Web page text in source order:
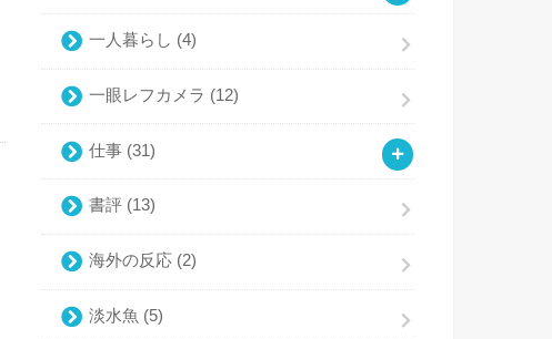
一人暮らし (4)
一眼レフカメラ (12)
仕事 (31)
書評 (13)
海外の反応 (2)
淡水魚 (5)